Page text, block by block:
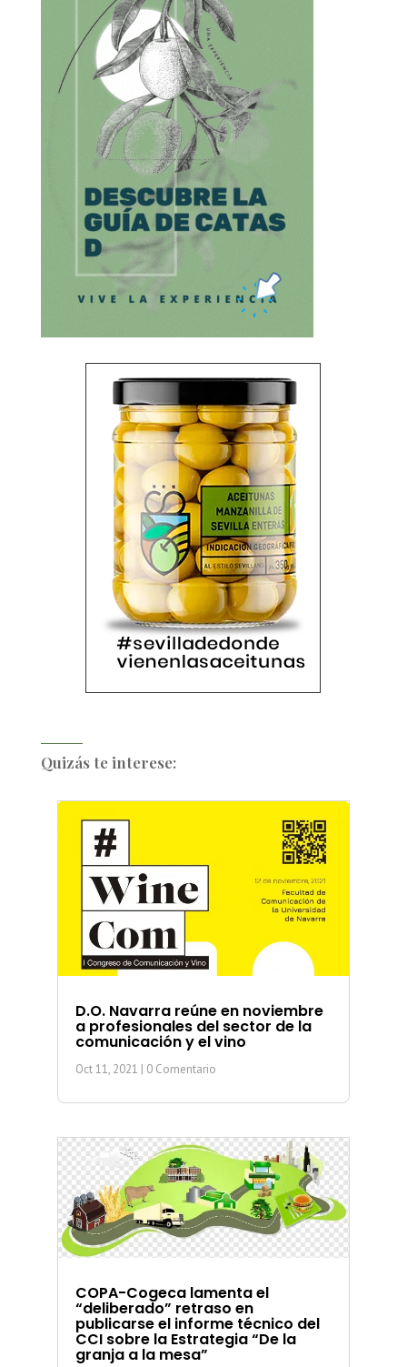
Quizás te interese:
D.O. Navarra reúne en noviembre
a profesionales del sector de la
comunicación y el vino
Oct 11, 2021 | 0 Comentario
COPA-Cogeca lamenta el
“deliberado” retraso en
publicarse el informe técnico del
CCI sobre la Estrategia “De la
granja a la mesa”